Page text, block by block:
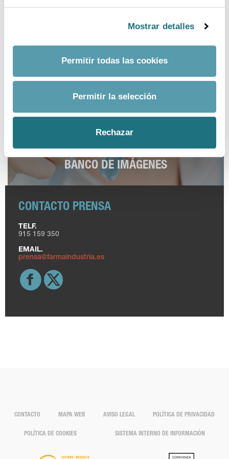
Mostrar detalles
Permitir todas las cookies
Permitir la selección
Rechazar
ver más
BANCO DE IMÁGENES
CONTACTO PRENSA
TELF.
915 159 350
EMAIL.
prensa@farmaindustria.es
CONTACTO MAPA WEB AVISO LEGAL POLÍTICA DE PRIVACIDAD
POLÍTICA DE COOKIES SISTEMA INTERNO DE INFORMACIÓN